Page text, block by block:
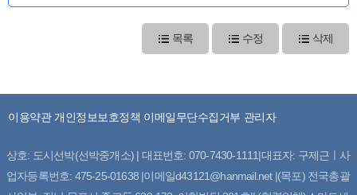
목록 수정 삭제
이용약관 개인정보보호정책 이메일무단수집거부 관리자
상호: 도시선박(선박중개소) | 대표번호: 070-7430-1111|대표자: 구제근ㅣ사
업자등록번호: 475-25-01638 |이메일d43121@hanmail.net |(목포) 전국총괄